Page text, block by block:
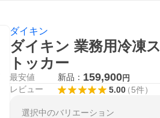
ダイキン
ダイキン 業務用冷凍
トッカー
最安値 新品： 159,900円
レビュー 5.00（5件）
選択中のバリエーション